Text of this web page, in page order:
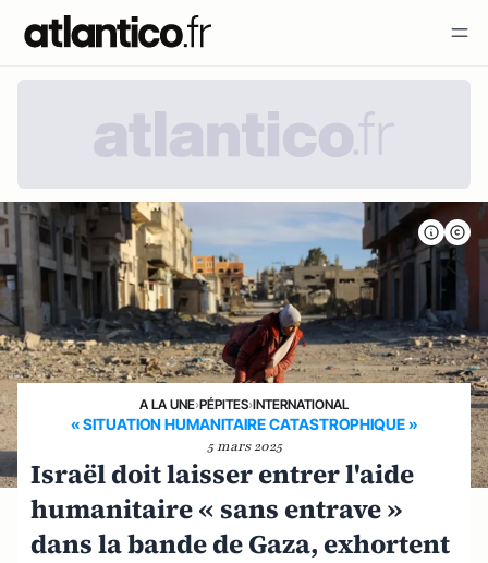
A LA UNE›PÉPITES›INTERNATIONAL
« SITUATION HUMANITAIRE CATASTROPHIQUE »
5 mars 2025
Israël doit laisser entrer l'aide
humanitaire « sans entrave »
dans la bande de Gaza, exhortent